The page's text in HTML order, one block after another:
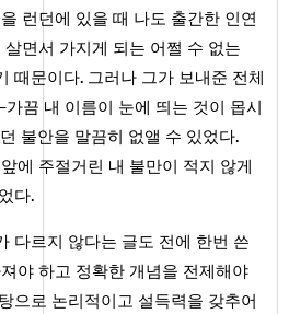
런던에 있을 때 나도 출간한 인연
살면서 가지게 되는 어쩔 수 없는
때문이다. 그러나 그가 보내준 전체
끔 내 이름이 눈에 띄는 것이 몹시
불안을 말끔히 없앨 수 있었다.
앞에 주절거린 내 불만이 적지 않게
다.
다르지 않다는 글도 전에 한번 쓴
야 하고 정확한 개념을 전제해야
으로 논리적이고 설득력을 갖추어